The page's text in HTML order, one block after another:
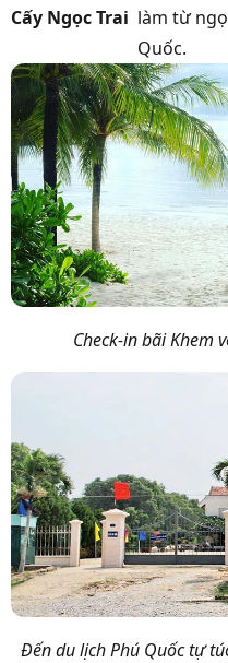
Cấy Ngọc Trai làm từ
Quốc.
Check-in bãi Khem
Đến du lịch Phú Quốc tự